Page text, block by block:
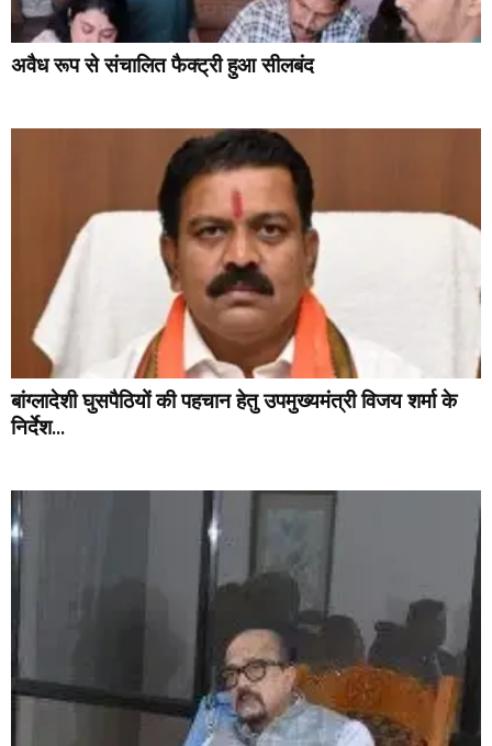
अवैध रूप से संचालित फैक्ट्री हुआ सीलबंद
बांग्लादेशी घुसपैठियों की पहचान हेतु उपमुख्यमंत्री विजय शर्मा के
निर्देश...